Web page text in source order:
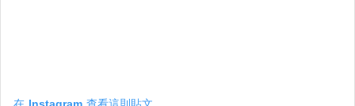
在 Instagram 查看這則貼文